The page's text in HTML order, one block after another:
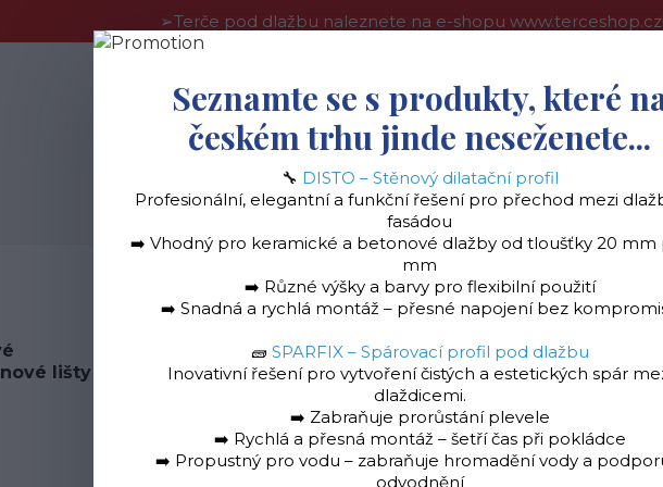
➢Terče pod dlažbu naleznete na e-shopu
Hledat
lišty do lepidla Stěnový dilatační profil "DISTO"
Seznamte se s produkty, které
českém trhu jinde neseženete...
🔧 DISTO – Stěnový dilatační profil
Profesionální, elegantní a funkční řešení pro přechod mezi
fasádou
➡️ Vhodný pro keramické a betonové dlažby od tloušťky 20 mm
mm
➡️ Různé výšky a barvy pro flexibilní použití
➡️ Snadná a rychlá montáž – přesné napojení bez
🧱 SPARFIX – Spárovací profil pod dlažbu
Inovativní řešení pro vytvoření čistých a estetických spár
dlaždicemi.
➡️ Zabraňuje prorůstání plevele
➡️ Rychlá a přesná montáž – šetří čas při pokládce
➡️ Propustný pro vodu – zabraňuje hromadění vody a
odvodnění